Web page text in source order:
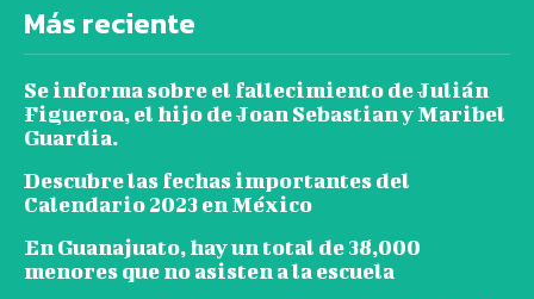
Más reciente
Se informa sobre el fallecimiento de Julián
Figueroa, el hijo de Joan Sebastian y Maribel
Guardia.
Descubre las fechas importantes del
Calendario 2023 en México
En Guanajuato, hay un total de 38,000
menores que no asisten a la escuela